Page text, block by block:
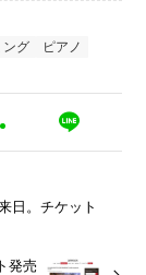
ング ピアノ
日。チケット
発売